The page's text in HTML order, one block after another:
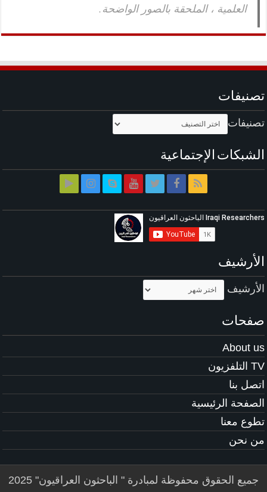
العلمية ، الملحقة بالصور الواضحة.
تصنيفات
تصنيفات
الشبكات الإجتماعية
الأرشيف
الأرشيف
صفحات
About us
TV التلفزيون
اتصل بنا
الصفحة الرئيسية
تطوع معنا
من نحن
جميع الحقوق محفوظة لمبادرة " الباحثون العراقيون" 2025